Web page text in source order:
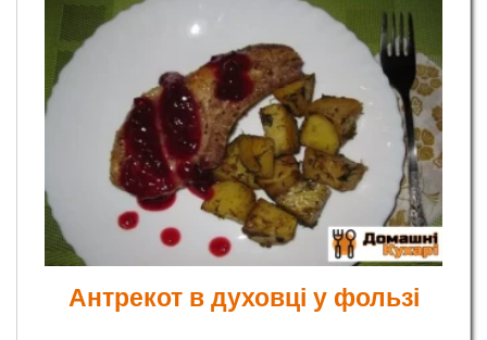
Антрекот в духовці у фользі